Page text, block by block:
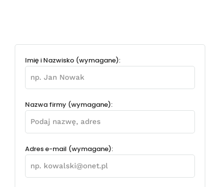
Imię i Nazwisko (wymagane):
Nazwa firmy (wymagane):
Adres e-mail (wymagane):